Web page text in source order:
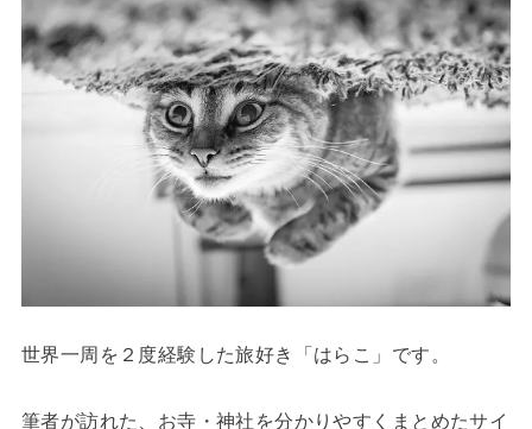
世界一周を２度経験した旅好き「はらこ」です。
筆者が訪れた、お寺・神社を分かりやすくまとめたサイ